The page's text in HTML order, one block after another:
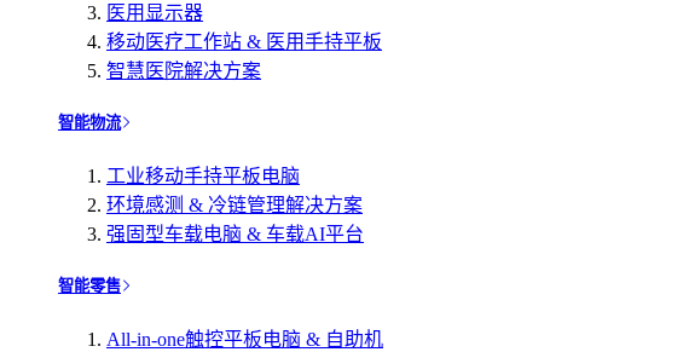
医用显示器
移动医疗工作站 & 医用手持平板
智慧医院解决方案
智能物流
工业移动手持平板电脑
环境感测 & 冷链管理解决方案
强固型车载电脑 & 车载AI平台
智能零售
All-in-one触控平板电脑 & 自助机